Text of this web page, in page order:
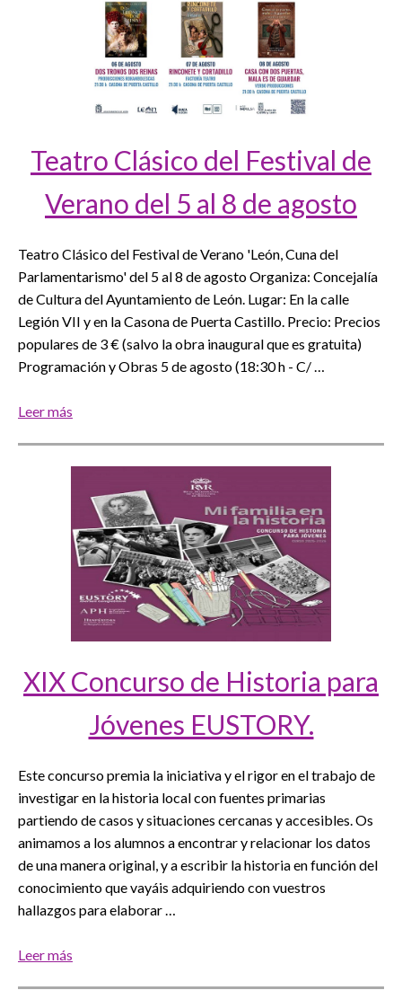
Teatro Clásico del Festival de
Verano del 5 al 8 de agosto
Teatro Clásico del Festival de Verano 'León, Cuna del
Parlamentarismo' del 5 al 8 de agosto Organiza: Concejalía
de Cultura del Ayuntamiento de León. Lugar: En la calle
Legión VII y en la Casona de Puerta Castillo. Precio: Precios
populares de 3 € (salvo la obra inaugural que es gratuita)
Programación y Obras 5 de agosto (18:30 h - C/ …
Leer más
XIX Concurso de Historia para
Jóvenes EUSTORY.
Este concurso premia la iniciativa y el rigor en el trabajo de
investigar en la historia local con fuentes primarias
partiendo de casos y situaciones cercanas y accesibles. Os
animamos a los alumnos a encontrar y relacionar los datos
de una manera original, y a escribir la historia en función del
conocimiento que vayáis adquiriendo con vuestros
hallazgos para elaborar …
Leer más